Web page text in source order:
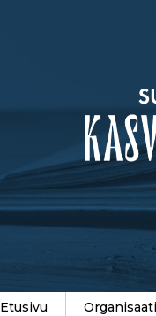
Etusivu